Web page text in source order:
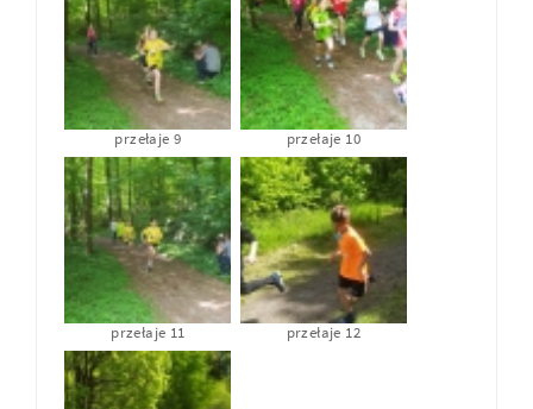
przełaje 9 przełaje 10
przełaje 11 przełaje 12